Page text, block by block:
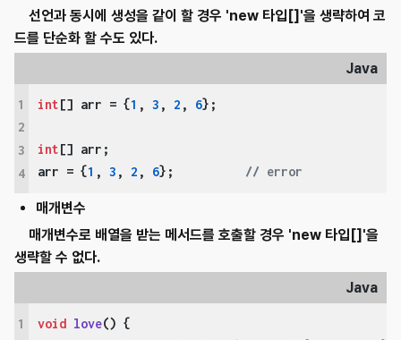
선언과 동시에 생성을 같이 할 경우 'new 타입[]'을 생략하여 코
드를 단순화 할 수도 있다.
Java
1
2
3
4
int[] arr = {1 , 3 , 2 , 6};
int[] arr;
arr = {1 , 3 , 2 , 6}; // error
매개변수
매개변수로 배열을 받는 메서드를 호출할 경우 'new 타입[]'을
생략할 수 없다.
Java
1
void love() {